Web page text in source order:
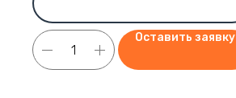
Оставить заявку